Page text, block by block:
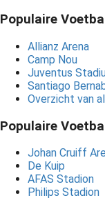
Populaire
Allianz Arena
Camp Nou
Juventus
Santiago
Overzicht van
Populaire
Johan Cruiff
De Kuip
AFAS Stadion
Philips Stadion